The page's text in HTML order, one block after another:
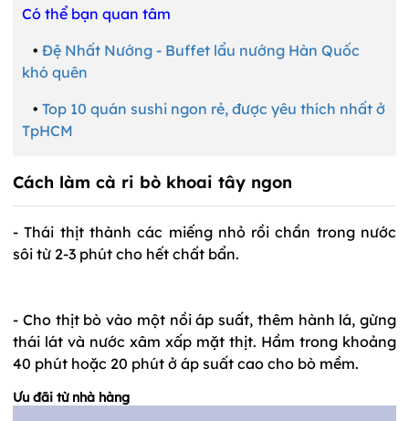
Có thể bạn quan tâm
• Đệ Nhất Nướng - Buffet lẩu nướng Hàn Quốc
khó quên
• Top 10 quán sushi ngon rẻ, được yêu thích nhất ở
TpHCM
Cách làm cà ri bò khoai tây ngon
- Thái thịt thành các miếng nhỏ rồi chần trong nước
sôi từ 2-3 phút cho hết chất bẩn.
- Cho thịt bò vào một nồi áp suất, thêm hành lá, gừng
thái lát và nước xâm xấp mặt thịt. Hầm trong khoảng
40 phút hoặc 20 phút ở áp suất cao cho bò mềm.
Ưu đãi từ nhà hàng